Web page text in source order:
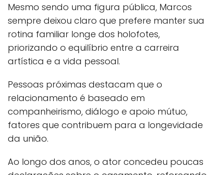
Mesmo sendo uma figura pública, Marcos
sempre deixou claro que prefere manter sua
rotina familiar longe dos holofotes,
priorizando o equilíbrio entre a carreira
artística e a vida pessoal.
Pessoas próximas destacam que o
relacionamento é baseado em
companheirismo, diálogo e apoio mútuo,
fatores que contribuem para a longevidade
da união.
Ao longo dos anos, o ator concedeu poucas